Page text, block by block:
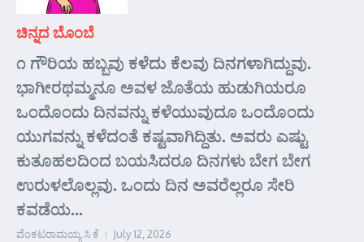
ಚಿನ್ನದ ಬೊಂಬೆ
೧ ಗೌರಿಯ ಹಬ್ಬವು ಕಳೆದು ಕೆಲವು ದಿನಗಳಾಗಿದ್ದುವು.
ಭಾಗೀರಥಮ್ಮನೂ ಅವಳ ಜೊತೆಯ ಹುಡುಗಿಯರೂ
ಒಂದೊಂದು ದಿನವನ್ನು ಕಳೆಯುವುದೂ ಒಂದೊಂದು
ಯುಗವನ್ನು ಕಳೆದಂತೆ ಕಷ್ಟವಾಗಿದ್ದಿತು. ಅವರು ಎಷ್ಟು
ಕುತೂಹಲದಿಂದ ಬಯಸಿದರೂ ದಿನಗಳು ಬೇಗ ಬೇಗ
ಉರುಳಲೊಲ್ಲವು. ಒಂದು ದಿನ ಅವರೆಲ್ಲರೂ ಸೇರಿ
ಕವಡೆಯ...
ವೆಂಕಟರಾಮಯ್ಯ ಸಿ ಕೆ July 12, 2026